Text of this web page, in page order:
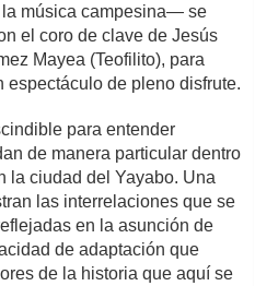
música campesina— se
el coro de clave de Jesús
Mayea (Teofilito), para
espectáculo de pleno disfrute.
para entender
de manera particular dentro
la ciudad del Yayabo. Una
las interrelaciones que se
en la asunción de
de adaptación que
de la historia que aquí se